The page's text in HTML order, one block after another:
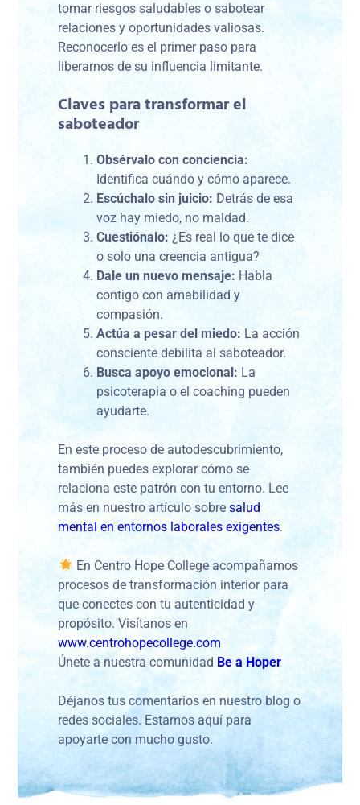
tomar riesgos saludables o sabotear
relaciones y oportunidades valiosas.
Reconocerlo es el primer paso para
liberarnos de su influencia limitante.
Claves para transformar el
saboteador
Obsérvalo con conciencia:
Identifica cuándo y cómo aparece.
Escúchalo sin juicio: Detrás de esa
voz hay miedo, no maldad.
Cuestiónalo: ¿Es real lo que te dice
o solo una creencia antigua?
Dale un nuevo mensaje: Habla
contigo con amabilidad y
compasión.
Actúa a pesar del miedo: La acción
consciente debilita al saboteador.
Busca apoyo emocional: La
psicoterapia o el coaching pueden
ayudarte.
En este proceso de autodescubrimiento,
también puedes explorar cómo se
relaciona este patrón con tu entorno. Lee
más en nuestro artículo sobresalud
mental en entornos laborales exigentes.
En Centro Hope College acompañamos
procesos de transformación interior para
que conectes con tu autenticidad y
propósito. Visítanos en
www.centrohopecollege.com
Únete a nuestra comunidad Be a Hoper
Déjanos tus comentarios en nuestro blog o
redes sociales. Estamos aquí para
apoyarte con mucho gusto.